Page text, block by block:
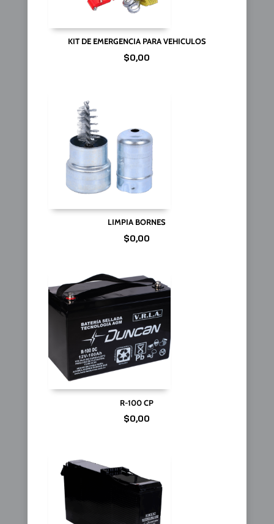
KIT DE EMERGENCIA PARA VEHICULOS
$0,00
LIMPIA BORNES
$0,00
R-100 CP
$0,00